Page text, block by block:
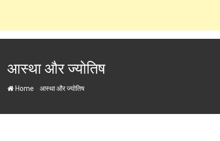
आस्था और ज्योतिष
Home आस्था और ज्योतिष